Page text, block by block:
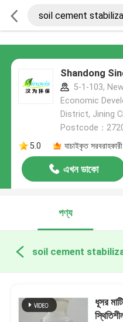
Shandong
5-1-103,
Economic
District, Jining
Postcode：
5.0
যাচাইকৃত সরবরাহকারী
এখন ডাকো
পণ্য
soil cement
ধূসর